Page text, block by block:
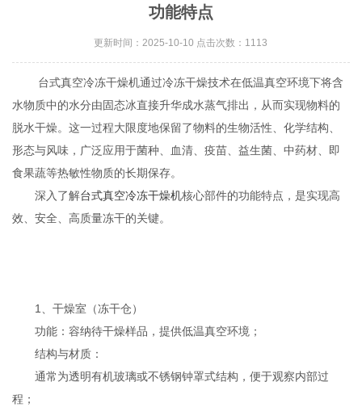
功能特点
更新时间：2025-10-10 点击次数：1113
台式真空冷冻干燥机通过冷冻干燥技术在低温真空环境下将含
水物质中的水分由固态冰直接升华成水蒸气排出，从而实现物料的
脱水干燥。这一过程大限度地保留了物料的生物活性、化学结构、
形态与风味，广泛应用于菌种、血清、疫苗、益生菌、中药材、即
食果蔬等热敏性物质的长期保存。
深入了解台式真空冷冻干燥机核心部件的功能特点，是实现高
效、安全、高质量冻干的关键。
1、干燥室（冻干仓）
功能：容纳待干燥样品，提供低温真空环境；
结构与材质：
通常为透明有机玻璃或不锈钢钟罩式结构，便于观察内部过
程；